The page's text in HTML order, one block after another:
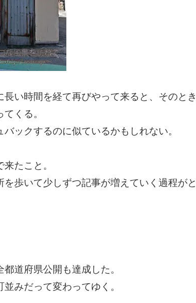
い時間を経て再びやって来ると、そのとき
くる。
ックするのに似ているかもしれない。
たこと。
歩いて少しずつ記事が増えていく過程がと
道府県公開も達成した。
みだって変わってゆく。